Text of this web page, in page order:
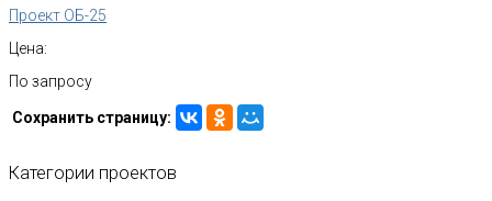
Проект ОБ-25
Цена:
По запросу
Сохранить страницу:
Категории проектов